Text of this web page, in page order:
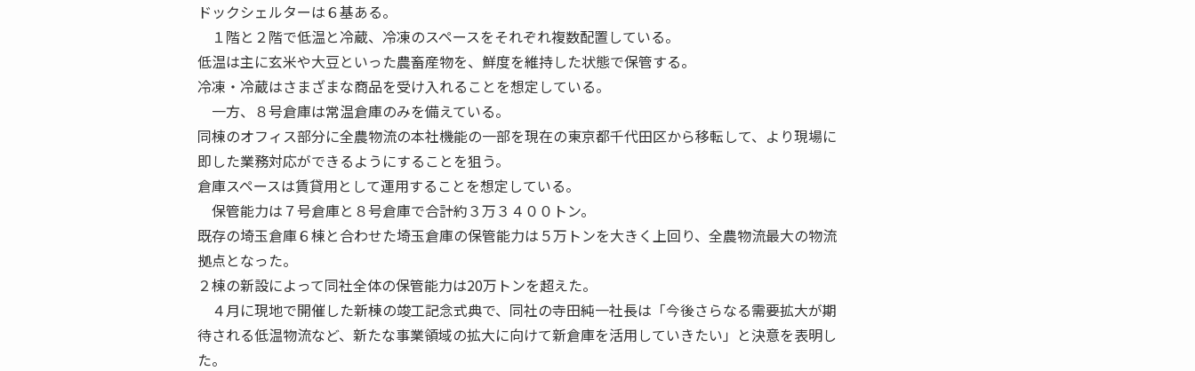
ドックシェルターは６基ある。
１階と２階で低温と冷蔵、冷凍のスペースをそれぞれ複数配置している。
低温は主に玄米や大豆といった農畜産物を、鮮度を維持した状態で保管する。
冷凍・冷蔵はさまざまな商品を受け入れることを想定している。
一方、８号倉庫は常温倉庫のみを備えている。
同棟のオフィス部分に全農物流の本社機能の一部を現在の東京都千代田区から移転して、より現場に
即した業務対応ができるようにすることを狙う。
倉庫スペースは賃貸用として運用することを想定している。
保管能力は７号倉庫と８号倉庫で合計約３万３４００トン。
既存の埼玉倉庫６棟と合わせた埼玉倉庫の保管能力は５万トンを大きく上回り、全農物流最大の物流
拠点となった。
２棟の新設によって同社全体の保管能力は20万トンを超えた。
４月に現地で開催した新棟の竣工記念式典で、同社の寺田純一社長は「今後さらなる需要拡大が期
待される低温物流など、新たな事業領域の拡大に向けて新倉庫を活用していきたい」と決意を表明し
た。